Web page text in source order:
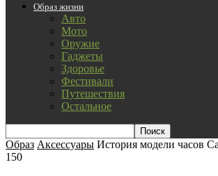
Образ жизни
Авто
Мото
Оружие
Гаджеты
Здоровье
Фестивали
Путешествия
Остальное
Образ Аксессуары История модели часов
150